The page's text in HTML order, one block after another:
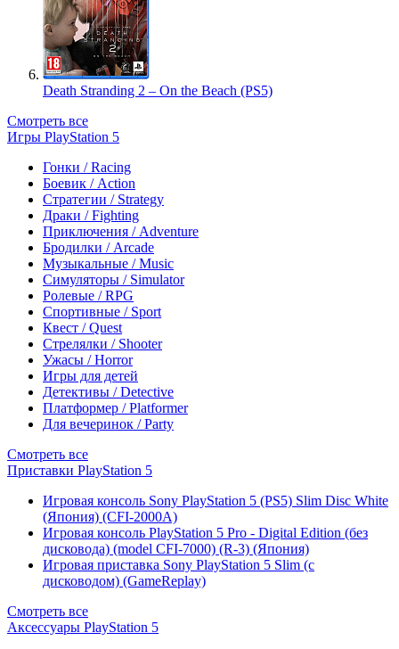
Death Stranding 2 – On the Beach (PS5)
Смотреть все
Игры PlayStation 5
Гонки / Racing
Боевик / Action
Стратегии / Strategy
Драки / Fighting
Приключения / Adventure
Бродилки / Arcade
Музыкальные / Music
Симуляторы / Simulator
Ролевые / RPG
Спортивные / Sport
Квест / Quest
Стрелялки / Shooter
Ужасы / Horror
Игры для детей
Детективы / Detective
Платформер / Platformer
Для вечеринок / Party
Смотреть все
Приставки PlayStation 5
Игровая консоль Sony PlayStation 5 (PS5) Slim Disc White
(Япония) (CFI-2000A)
Игровая консоль PlayStation 5 Pro - Digital Edition (без
дисковода) (model CFI-7000) (R-3) (Япония)
Игровая приставка Sony PlayStation 5 Slim (с
дисководом) (GameReplay)
Смотреть все
Аксессуары PlayStation 5